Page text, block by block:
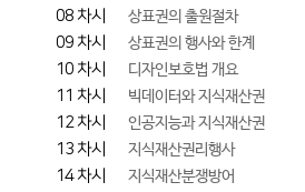
08 차시 상표권의 출원절차
09 차시 상표권의 행사와 한계
10 차시 디자인보호법 개요
11 차시 빅데이터와 지식재산권
12 차시 인공지능과 지식재산권
13 차시 지식재산권리행사
14 차시 지식재산분쟁방어